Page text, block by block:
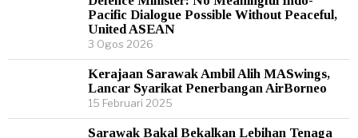
Pacific Dialogue Possible Without Peaceful,
United ASEAN
3 Ogos 2026
Kerajaan Sarawak Ambil Alih MASwings,
Lancar Syarikat Penerbangan AirBorneo
15 Februari 2025
Sarawak Bakal Bekalkan Lebihan Tenaga